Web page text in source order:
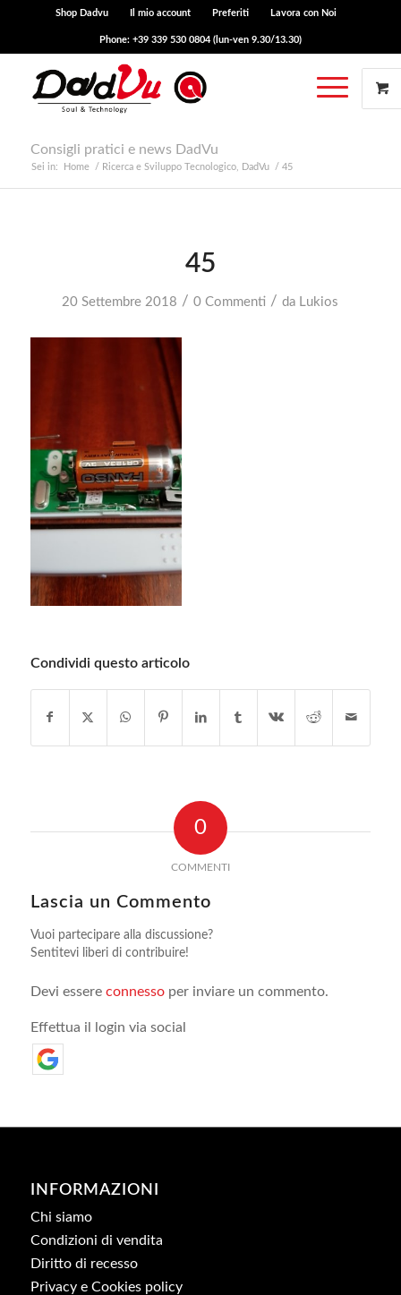
Shop Dadvu Il mio account Preferiti Lavora con Noi
Phone: +39 339 530 0804 (lun-ven 9.30/13.30)
Consigli pratici e news DadVu
Sei in: Home / Ricerca e Sviluppo Tecnologico, DadVu / 45
45
20 Settembre 2018 / 0 Commenti / da Lukios
Condividi questo articolo
0
COMMENTI
Lascia un Commento
Vuoi partecipare alla discussione?
Sentitevi liberi di contribuire!
Devi essere connessoper inviare un commento.
Effettua il login via social
INFORMAZIONI
Chi siamo
Condizioni di vendita
Diritto di recesso
Privacy e Cookies policy